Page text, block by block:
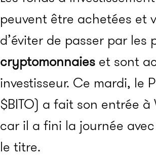
peuvent être achetées et
d’éviter de passer par les
cryptomonnaies et sont
investisseur. Ce mardi, le
$BITO) a fait son entrée à
car il a fini la journée
le titre.